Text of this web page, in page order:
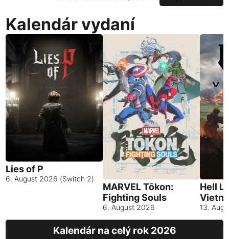
Kalendár vydaní
Lies of P
6. August 2026 (Switch 2)
MARVEL Tōkon:
Fighting Souls
6. August 2026
Hell
13.
Kalendár na celý rok 2026